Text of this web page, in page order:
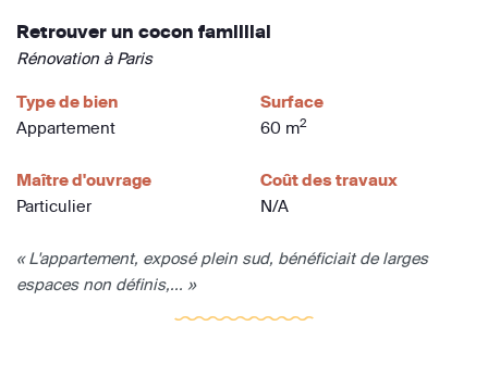
Retrouver un cocon famillial
Rénovation à Paris
Type de bien
Appartement
Surface
60 m2
Maître d'ouvrage
Particulier
Coût des travaux
N/A
« L'appartement, exposé plein sud, bénéficiait de larges
espaces non définis,... »